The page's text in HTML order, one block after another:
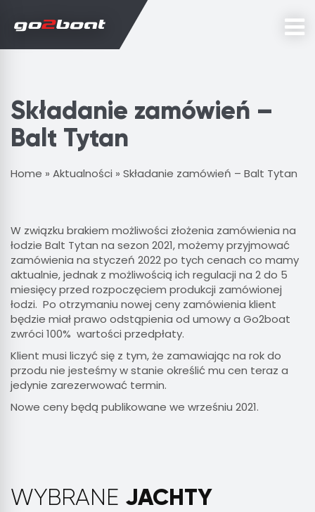
Składanie zamówień –
Balt Tytan
Home » Aktualności » Składanie zamówień – Balt Tytan
W związku brakiem możliwości złożenia zamówienia na
łodzie Balt Tytan na sezon 2021, możemy przyjmować
zamówienia na styczeń 2022 po tych cenach co mamy
aktualnie, jednak z możliwością ich regulacji na 2 do 5
miesięcy przed rozpoczęciem produkcji zamówionej
łodzi. Po otrzymaniu nowej ceny zamówienia klient
będzie miał prawo odstąpienia od umowy a Go2boat
zwróci 100% wartości przedpłaty.
Klient musi liczyć się z tym, że zamawiając na rok do
przodu nie jesteśmy w stanie określić mu cen teraz a
jedynie zarezerwować termin.
Nowe ceny będą publikowane we wrześniu 2021.
WYBRANE JACHTY